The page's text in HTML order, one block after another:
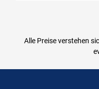
Alle Preise verstehen